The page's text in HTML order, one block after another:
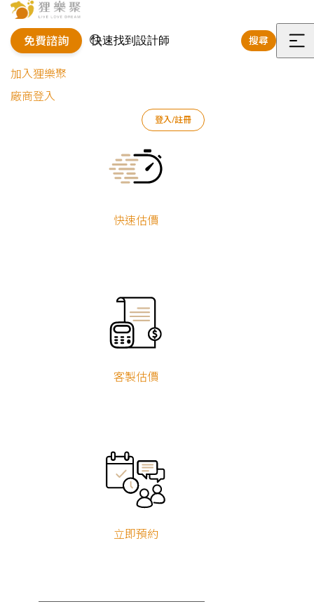
免費諮詢 搜尋
選
加入狸樂聚
廠商登入
登入/註冊
快速估價
客製估價
立即預約
Current:
莊庭緯/胡成文